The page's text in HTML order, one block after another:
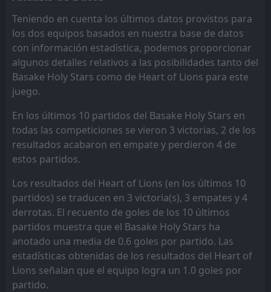
11 Vision
2
8 Asante Kotoko 17 9 5 3 32
15 Swedru All Blacks 17 8 7 2 31
3
17 Hohoe United 17 5 5 7
18 Eleven Wonders 17 3 2 12
16 Nations
9
14 Heart of Lions 17 1 7 9 10
17 Hohoe United 17 2 4 11 10
12
13 Young Apostles 17 1 5 11
18 Eleven Wonders 17 0 2 15
Teniendo en cuenta los últimos datos provistos para
los dos equipos basados en nuestra base de datos
con información estadística, podemos proporcionar
algunos detalles relativos a las posibilidades tanto del
Basake Holy Stars como de Heart of Lions para este
juego.
En los últimos 10 partidos del Basake Holy Stars en
todas las competiciones se vieron 3 victorias, 2 de los
resultados acabaron en empate y perdieron 4 de
estos partidos.
Los resultados del Heart of Lions (en los últimos 10
partidos) se traducen en 3 victoria(s), 3 empates y 4
derrotas. El recuento de goles de los 10 últimos
partidos muestra que el Basake Holy Stars ha
anotado una media de 0.6 goles por partido. Las
estadísticas obtenidas de los resultados del Heart of
Lions señalan que el equipo logra un 1.0 goles por
partido.